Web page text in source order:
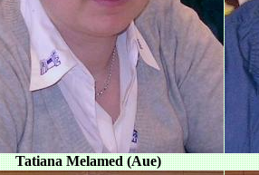
Tatiana Melamed (Aue)